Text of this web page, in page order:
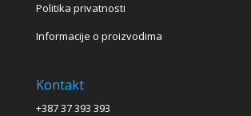
Politika privatnosti
Informacije o proizvodima
Kontakt
+387 37 393 393